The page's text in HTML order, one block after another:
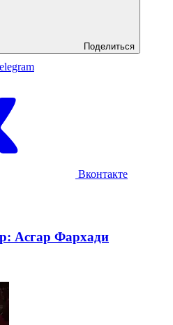
Поделиться
Вконтакте
Асгар Фархади